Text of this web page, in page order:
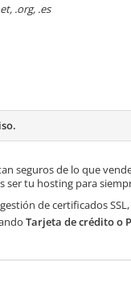
.org, .es
seguros de lo que
ser tu hosting para
de certificados
Tarjeta de crédito o